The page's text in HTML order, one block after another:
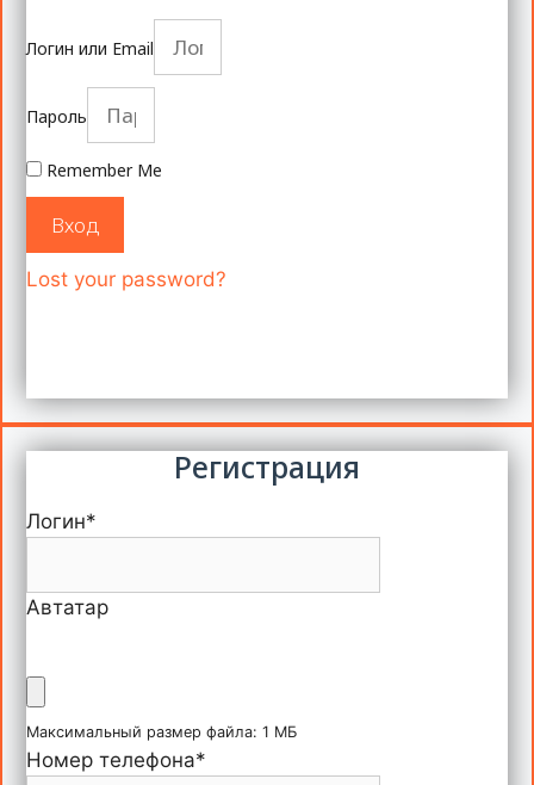
Логин или Email
Пароль
Remember Me
Вход
Lost your password?
Регистрация
Логин*
Автатар
Максимальный размер файла: 1 МБ
Номер телефона*